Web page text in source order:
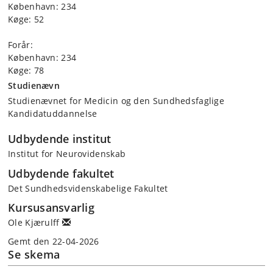
København: 234
Køge: 52
Forår:
København: 234
Køge: 78
Studienævn
Studienævnet for Medicin og den Sundhedsfaglige
Kandidatuddannelse
Udbydende institut
Institut for Neurovidenskab
Udbydende fakultet
Det Sundhedsvidenskabelige Fakultet
Kursusansvarlig
Ole Kjærulff
Gemt den 22-04-2026
Se skema